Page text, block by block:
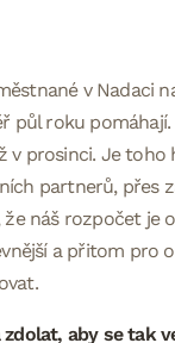
v Nadaci
půl roku
v prosinci. Je
partnerů, přes
náš rozpočet je
a přitom pro
aby se tak